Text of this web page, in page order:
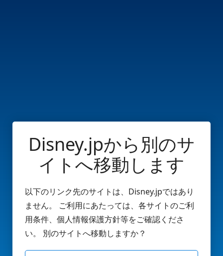
Disney.jpから別のサ
イトへ移動します
以下のリンク先のサイトは、Disney.jpではあり
ません。 ご利用にあたっては、各サイトのご利
用条件、個人情報保護方針等をご確認くださ
い。 別のサイトへ移動しますか？